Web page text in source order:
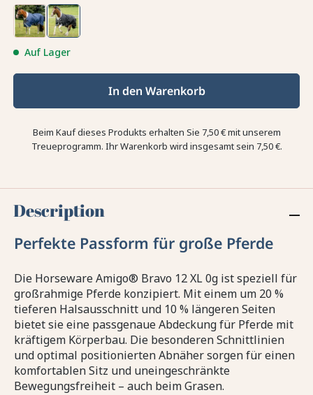
Auf Lager
In den Warenkorb
Beim Kauf dieses Produkts erhalten Sie 7,50 €mit unserem
Treueprogramm. Ihr Warenkorb wird insgesamt sein 7,50 €.
Description
Perfekte Passform für große Pferde
Die Horseware Amigo® Bravo 12 XL 0g ist speziell für
großrahmige Pferde konzipiert. Mit einem um 20 %
tieferen Halsausschnitt und 10 % längeren Seiten
bietet sie eine passgenaue Abdeckung für Pferde mit
kräftigem Körperbau. Die besonderen Schnittlinien
und optimal positionierten Abnäher sorgen für einen
komfortablen Sitz und uneingeschränkte
Bewegungsfreiheit – auch beim Grasen.